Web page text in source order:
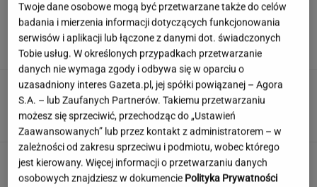
Duda ułaskawił Wąsika i
Kamińskiego, jego nie. "Skazał mnie Pan na
karę śmierci"
100 proc. obłożenia w samolotach. Wakacyjny
kierunek jest hitem
Twoje dane osobowe mogą być przetwarzane także do celów
badania i mierzenia informacji dotyczących funkcjonowania
serwisów i aplikacji lub łączone z danymi dot. świadczonych
Tobie usług. W określonych przypadkach przetwarzanie
danych nie wymaga zgody i odbywa się w oparciu o
uzasadniony interes Gazeta.pl, jej spółki powiązanej – Agora
S.A. – lub Zaufanych Partnerów. Takiemu przetwarzaniu
możesz się sprzeciwić, przechodząc do „Ustawień
Zaawansowanych” lub przez kontakt z administratorem – w
zależności od zakresu sprzeciwu i podmiotu, wobec którego
jest kierowany. Więcej informacji o przetwarzaniu danych
osobowych znajdziesz w dokumencie Polityka Prywatności